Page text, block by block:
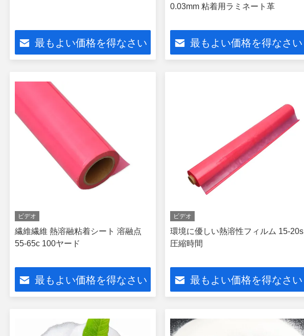
最もよい価格を得なさい
0.03mm 粘着用ラミネート革
最もよい価格を得なさい
ビデオ
繊維繊維 熱溶融粘着シート 溶融点
55-65c 100ヤード
最もよい価格を得なさい
ビデオ
環境に優しい熱溶性フィルム 15-20s
圧縮時間
最もよい価格を得なさい